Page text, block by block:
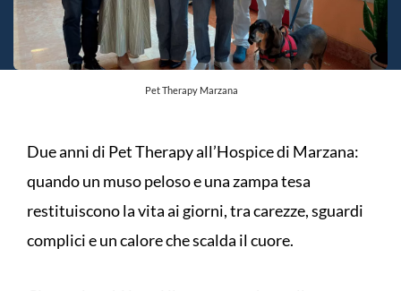
Pet Therapy Marzana
Due anni di Pet Therapy all’Hospice di Marzana:
quando un muso peloso e una zampa tesa
restituiscono la vita ai giorni, tra carezze, sguardi
complici e un calore che scalda il cuore.